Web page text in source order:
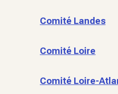
Comité Landes
Comité Loire
Comité Loire-